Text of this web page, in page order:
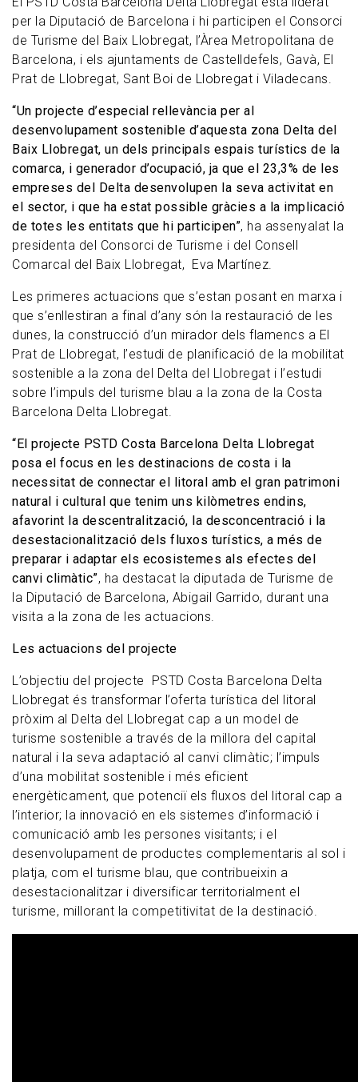
per la Diputació de Barcelona i hi participen el Consorci
de Turisme del Baix Llobregat, l’Àrea Metropolitana de
Barcelona, i els ajuntaments de Castelldefels, Gavà, El
Prat de Llobregat, Sant Boi de Llobregat i Viladecans.
“Un projecte d’especial rellevància per al
desenvolupament sostenible d’aquesta zona Delta del
Baix Llobregat, un dels principals espais turístics de la
comarca, i generador d’ocupació, ja que el 23,3% de les
empreses del Delta desenvolupen la seva activitat en
el sector, i que ha estat possible gràcies a la implicació
de totes les entitats que hi participen”, ha assenyalat la
presidenta del Consorci de Turisme i del Consell
Comarcal del Baix Llobregat, Eva Martínez.
Les primeres actuacions que s’estan posant en marxa i
que s’enllestiran a final d’any són la restauració de les
dunes, la construcció d’un mirador dels flamencs a El
Prat de Llobregat, l’estudi de planificació de la mobilitat
sostenible a la zona del Delta del Llobregat i l’estudi
sobre l’impuls del turisme blau a la zona de la Costa
Barcelona Delta Llobregat.
“El projecte PSTD Costa Barcelona Delta Llobregat
posa el focus en les destinacions de costa i la
necessitat de connectar el litoral amb el gran patrimoni
natural i cultural que tenim uns kilòmetres endins,
afavorint la descentralització, la desconcentració i la
desestacionalització dels fluxos turístics, a més de
preparar i adaptar els ecosistemes als efectes del
canvi climàtic”, ha destacat la diputada de Turisme de
la Diputació de Barcelona, Abigail Garrido, durant una
visita a la zona de les actuacions.
Les actuacions del projecte
L’objectiu del projecte PSTD Costa Barcelona Delta
Llobregat és transformar l’oferta turística del litoral
pròxim al Delta del Llobregat cap a un model de
turisme sostenible a través de la millora del capital
natural i la seva adaptació al canvi climàtic; l’impuls
d’una mobilitat sostenible i més eficient
energèticament, que potenciï els fluxos del litoral cap a
l’interior; la innovació en els sistemes d’informació i
comunicació amb les persones visitants; i el
desenvolupament de productes complementaris al sol i
platja, com el turisme blau, que contribueixin a
desestacionalitzar i diversificar territorialment el
turisme, millorant la competitivitat de la destinació.